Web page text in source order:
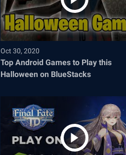
Oct 30, 2020
Top Android Games to Play this
Halloween on BlueStacks